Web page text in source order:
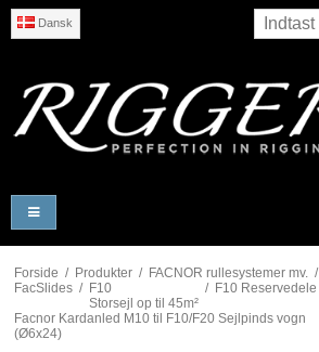
Dansk
Forside / Produkter / FACNOR rullesystemer mv. /
FacSlides / F10
Storsejl op til 45m²
/ F10 Reservedele
Facnor Kardanled M10 til F10/F20 Sejlpinds vogn
(Ø6x24)